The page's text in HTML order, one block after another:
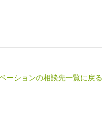
ーションの相談先一覧に戻る